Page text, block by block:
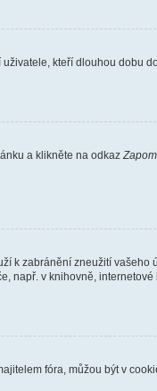
kteří dlouhou dobu
a klikněte na odkaz
k zabránění zneužití vašeho
např. v knihovně,
fóra, můžou být v